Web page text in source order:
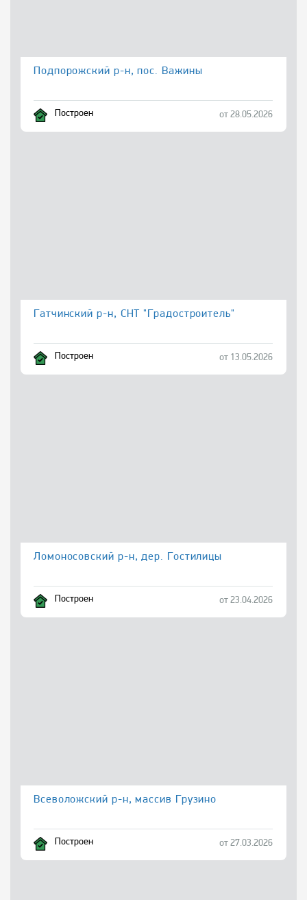
Подпорожский р-н, пос. Важины
Построен от 28.05.2026
Гатчинский р-н, СНТ "Градостроитель"
Построен от 13.05.2026
Ломоносовский р-н, дер. Гостилицы
Построен от 23.04.2026
Всеволожский р-н, массив Грузино
Построен от 27.03.2026